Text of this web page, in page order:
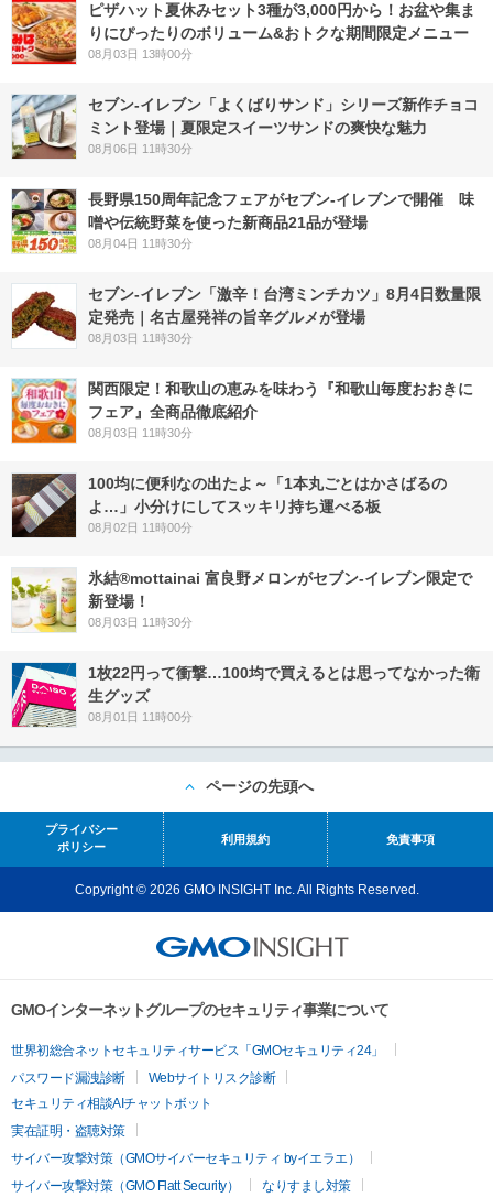
ピザハット夏休みセット3種が3,000円から！お盆や集ま
りにぴったりのボリューム&おトクな期間限定メニュー
08月03日 13時00分
セブン‐イレブン「よくばりサンド」シリーズ新作チョコ
ミント登場｜夏限定スイーツサンドの爽快な魅力
08月06日 11時30分
長野県150周年記念フェアがセブン-イレブンで開催 味
噌や伝統野菜を使った新商品21品が登場
08月04日 11時30分
セブン-イレブン「激辛！台湾ミンチカツ」8月4日数量限
定発売｜名古屋発祥の旨辛グルメが登場
08月03日 11時30分
関西限定！和歌山の恵みを味わう『和歌山毎度おおきに
フェア』全商品徹底紹介
08月03日 11時30分
100均に便利なの出たよ～「1本丸ごとはかさばるの
よ…」小分けにしてスッキリ持ち運べる板
08月02日 11時00分
氷結®mottainai 富良野メロンがセブン‐イレブン限定で
新登場！
08月03日 11時30分
1枚22円って衝撃…100均で買えるとは思ってなかった衛
生グッズ
08月01日 11時00分
ページの先頭へ
プライバシー
ポリシー
利用規約 免責事項
Copyright © 2026 GMO INSIGHT Inc. All Rights Reserved.
GMOインターネットグループのセキュリティ事業について
世界初総合ネットセキュリティサービス「GMOセキュリティ24」
パスワード漏洩診断
Webサイトリスク診断
セキュリティ相談AIチャットボット
実在証明・盗聴対策
サイバー攻撃対策（GMOサイバーセキュリティ byイエラエ）
サイバー攻撃対策（GMO Flatt Security）
なりすまし対策